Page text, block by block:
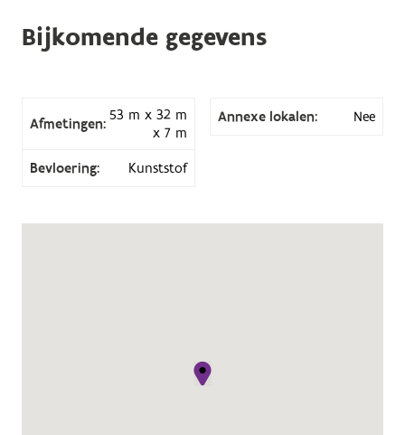
Bijkomende gegevens
Afmetingen: 53 m x 32 m
x 7 m
Annexe lokalen: Nee
Bevloering: Kunststof